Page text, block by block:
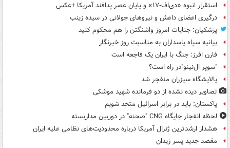
استقرار انبوه «دی‌اف‑۱۷» و پایان عصر پدافند آمریکا +عکس
درگیری اعضای داعش و نیروهای جولانی در سیده زینب
پزشکیان: جنایات امروز واشنگتن را هم محکوم کنید
بیانیه سپاه پاسداران به مناسبت روز خبرنگار
فارن افرز: جنگ با ایران یک فاجعه است
"سوپر ال‌نینو"در راه است؟
پالایشگاه سیزران منفجر شد
تصاویر دیده‌ نشده از دو فرمانده شهید موشکی
پاکستان: باید در برابر اسرائیل متحد شویم
لحظه انفجار جایگاه CNG "صحنه" در دوربین مداربسته
هشدار ارشدترین ژنرال آمریکا درباره محدودیت‌های نظامی علیه ایران
مقصد جدید پسر زیدان